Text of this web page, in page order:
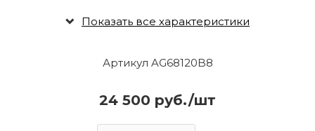
Артикул AG68120B8
24 500 руб./шт
Показать все характеристики